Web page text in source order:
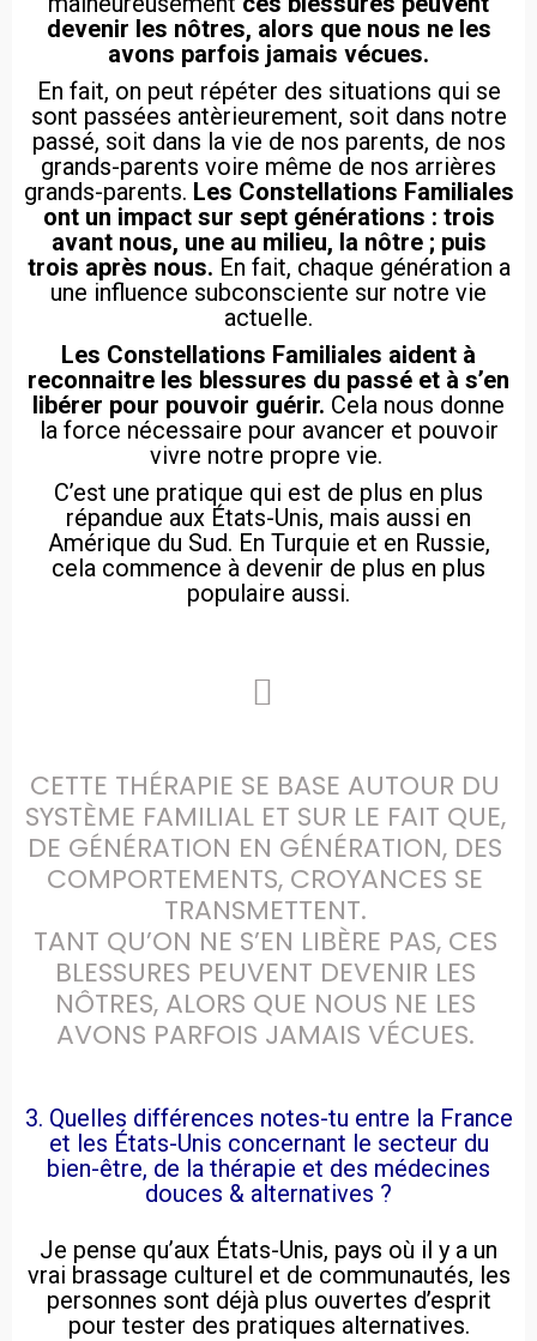
devenir les nôtres, alors que nous ne les
avons parfois jamais vécues.
En fait, on peut répéter des situations qui se
sont passées antèrieurement, soit dans notre
passé, soit dans la vie de nos parents, de nos
grands-parents voire même de nos arrières
grands-parents. Les Constellations Familiales
ont un impact sur sept générations : trois
avant nous, une au milieu, la nôtre ; puis
trois après nous. En fait, chaque génération a
une influence subconsciente sur notre vie
actuelle.
Les Constellations Familiales aident à
reconnaitre les blessures du passé et à s’en
libérer pour pouvoir guérir. Cela nous donne
la force nécessaire pour avancer et pouvoir
vivre notre propre vie.
C’est une pratique qui est de plus en plus
répandue aux États-Unis, mais aussi en
Amérique du Sud. En Turquie et en Russie,
cela commence à devenir de plus en plus
populaire aussi.
CETTE THÉRAPIE SE BASE AUTOUR DU
SYSTÈME FAMILIAL ET SUR LE FAIT QUE,
DE GÉNÉRATION EN GÉNÉRATION, DES
COMPORTEMENTS, CROYANCES SE
TRANSMETTENT.
TANT QU’ON NE S’EN LIBÈRE PAS, CES
BLESSURES PEUVENT DEVENIR LES
NÔTRES, ALORS QUE NOUS NE LES
AVONS PARFOIS JAMAIS VÉCUES.
3. Quelles différences notes-tu entre la France
et les États-Unis concernant le secteur du
bien-être, de la thérapie et des médecines
douces & alternatives ?
Je pense qu’aux États-Unis, pays où il y a un
vrai brassage culturel et de communautés, les
personnes sont déjà plus ouvertes d’esprit
pour tester des pratiques alternatives.